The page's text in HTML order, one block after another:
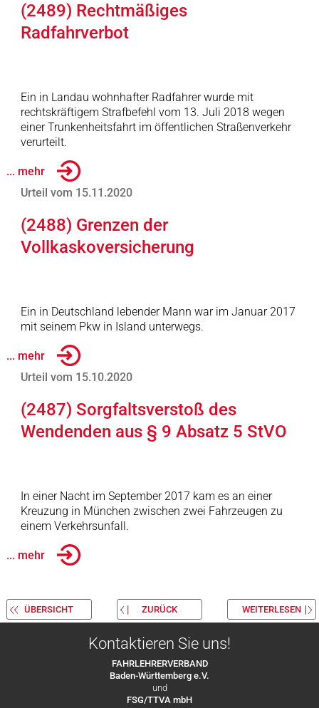
(2489) Rechtmäßiges
Radfahrverbot
Ein in Landau wohnhafter Radfahrer wurde mit
rechtskräftigem Strafbefehl vom 13. Juli 2018 wegen
einer Trunkenheitsfahrt im öffentlichen Straßenverkehr
verurteilt.
... mehr
Urteil vom 15.11.2020
(2488) Grenzen der
Vollkaskoversicherung
Ein in Deutschland lebender Mann war im Januar 2017
mit seinem Pkw in Island unterwegs.
... mehr
Urteil vom 15.10.2020
(2487) Sorgfaltsverstoß des
Wendenden aus § 9 Absatz 5 StVO
In einer Nacht im September 2017 kam es an einer
Kreuzung in München zwischen zwei Fahrzeugen zu
einem Verkehrsunfall.
... mehr
ÜBERSICHT ZURÜCK WEITERLESEN
Kontaktieren Sie uns!
FAHRLEHRERVERBAND
Baden-Württemberg e.V.
und
FSG/TTVA mbH